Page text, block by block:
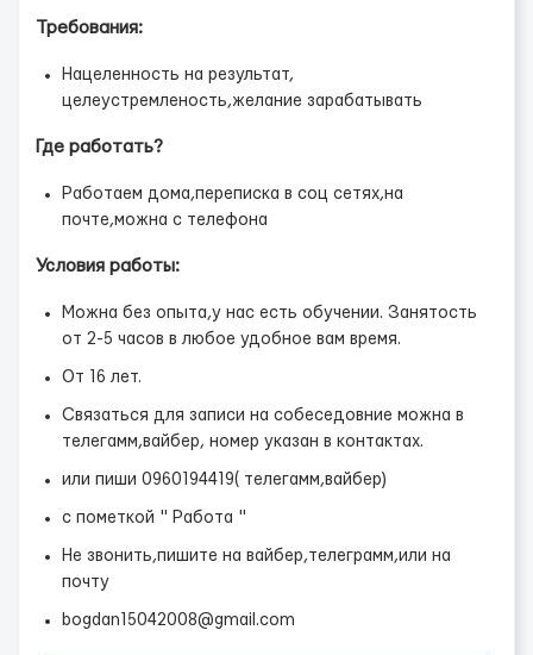
Требования:
Нацеленность на результат,
целеустремленость,желание зарабатывать
Где работать?
Работаем дома,переписка в соц сетях,на
почте,можна с телефона
Условия работы:
Можна без опыта,у нас есть обучении. Занятость
от 2-5 часов в любое удобное вам время.
От 16 лет.
Связаться для записи на собеседовние можна в
телегамм,вайбер, номер указан в контактах.
или пиши 0960194419( телегамм,вайбер)
с пометкой " Работа "
Не звонить,пишите на вайбер,телеграмм,или на
почту
bogdan15042008@gmail.com